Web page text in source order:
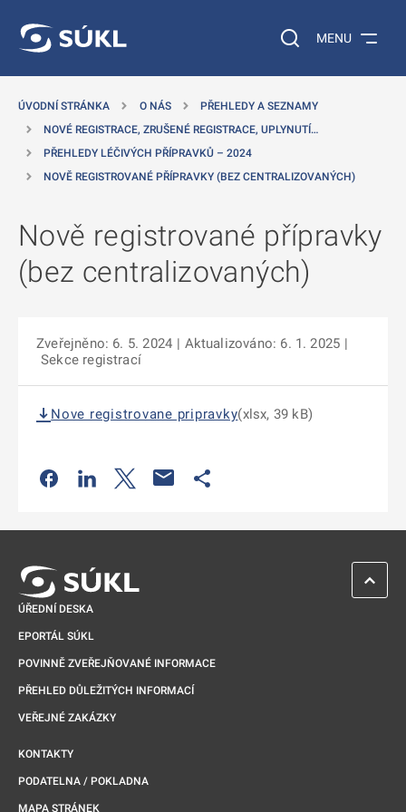
Vyhledávání na
MENU
ÚVODNÍ STRÁNKA O NÁS
PŘEHLEDY A SEZNAMY
NOVÉ REGISTRACE, ZRUŠENÉ REGISTRACE, UPLYNUTÍ…
PŘEHLEDY LÉČIVÝCH PŘÍPRAVKŮ – 2024
NOVĚ REGISTROVANÉ PŘÍPRAVKY (BEZ CENTRALIZOVANÝCH)
Nově registrované přípravky
(bez centralizovaných)
Zveřejněno: 6. 5. 2024 | Aktualizováno: 6. 1. 2025 |
Sekce registrací
Nove registrovane pripravky(xlsx, 39 kB)
Odkaz se otevře na nové kartě
Odkaz se otevře na nové kartě
Odkaz se otevře na nové kartě
ÚŘEDNÍ DESKA
EPORTÁL SÚKL
POVINNĚ ZVEŘEJŇOVANÉ INFORMACE
PŘEHLED DŮLEŽITÝCH INFORMACÍ
VEŘEJNÉ ZAKÁZKY
KONTAKTY
PODATELNA / POKLADNA
MAPA STRÁNEK
ZPĚT